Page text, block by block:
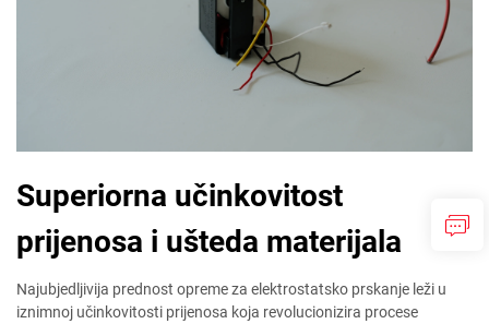
Superiorna učinkovitost
prijenosa i ušteda materijala
Najubjedljivija prednost opreme za elektrostatsko prskanje leži u
iznimnoj učinkovitosti prijenosa koja revolucionizira procese